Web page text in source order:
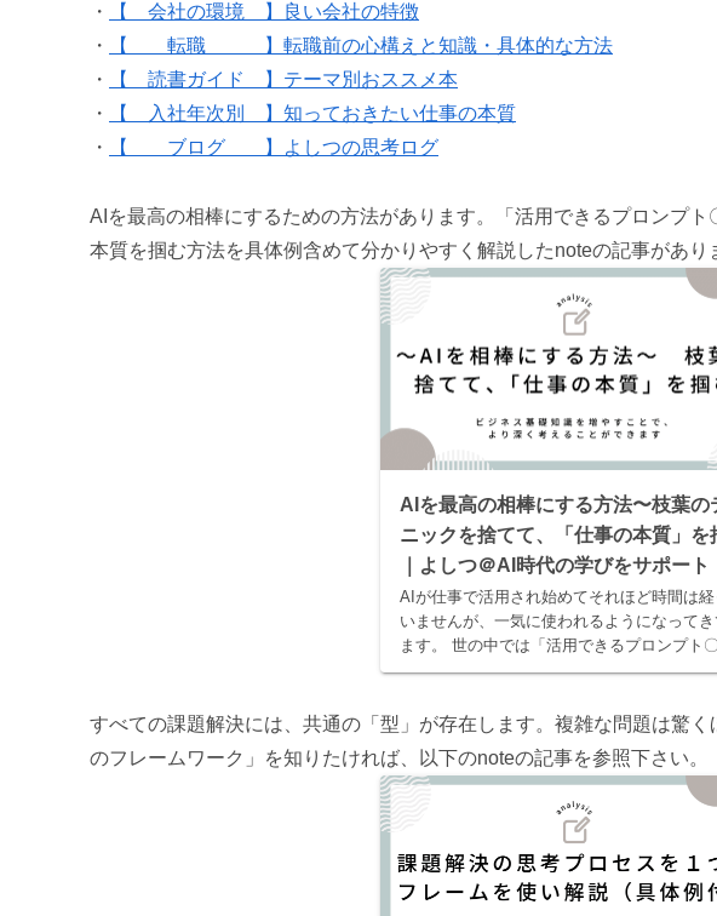
・
【 会社の環境 】良い会社の特徴
・
【 転職 】転職前の心構えと知識・具体的な方法
・
【 読書ガイド 】テーマ別おススメ本
・
【 入社年次別 】知っておきたい仕事の本質
・
【 ブログ 】よしつの思考ログ
AIを最高の相棒にするための方法があります。「活用できるプロンプ
本質を掴む方法を具体例含めて分かりやすく解説したnoteの記事があり
AIを最高の相棒にする方法〜枝葉の
ニックを捨てて、「仕事の本質」を
｜よしつ＠AI時代の学びをサポート
AIが仕事で活用され始めてそれほど時間は経
いませんが、一気に使われるようになって
ます。 世の中では「活用できるプロンプト〇
選」といった記事や本が溢れ、様々なテク
でツールでしかな...
すべての課題解決には、共通の「型」が存在します。複雑な問題は驚
のフレームワーク」を知りたければ、以下のnoteの記事を参照下さい。